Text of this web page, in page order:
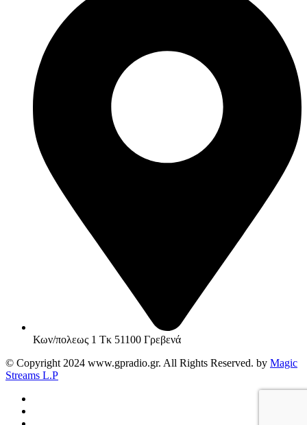
Κων/πολεως 1 Τκ 51100 Γρεβενά
© Copyright 2024 www.gpradio.gr. All Rights Reserved. by Magic
Streams L.P